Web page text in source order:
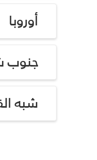
أوروبا
جنوب
شبه